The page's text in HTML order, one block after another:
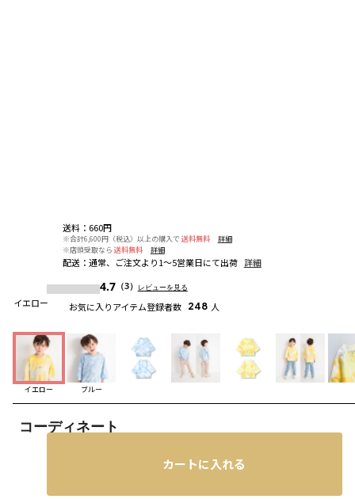
イエロー
イエロー ブルー
コーディネート
送料： 660円
※合計6,600円（税込）以上の購入で 送料無料
詳細
※店頭受取なら 送料無料 詳細
配送： 通常、ご注文より1～5営業日にて出荷 詳細
4.7（3） レビューを見る
お気に入りアイテム登録者数 248 人
カートに入れる